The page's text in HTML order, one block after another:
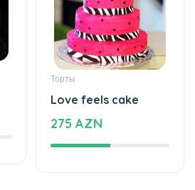
Торты
Love feels cake
275 AZN